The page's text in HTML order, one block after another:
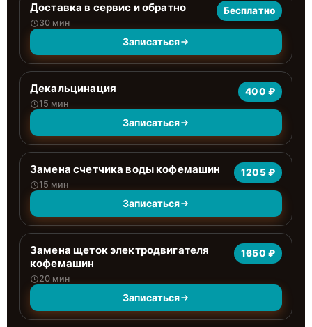
Доставка в сервис и обратно
30 мин
Бесплатно
Записаться
Декальцинация
15 мин
400 ₽
Записаться
Замена счетчика воды кофемашин
15 мин
1205 ₽
Записаться
Замена щеток электродвигателя
кофемашин
20 мин
1650 ₽
Записаться